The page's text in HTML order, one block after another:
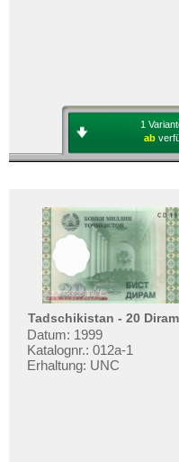
1
ab
Tadschikistan - 20
Datum: 1999
Katalognr.: 012a-1
Erhaltung: UNC